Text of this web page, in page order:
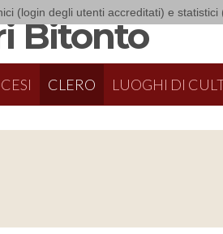
(login degli utenti accreditati) e statistici
Bitonto
CLERO LUOGHI DI